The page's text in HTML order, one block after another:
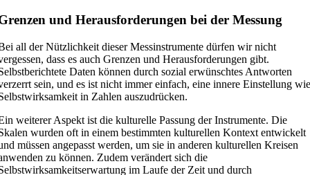
und Herausforderungen bei der Messung
all der Nützlichkeit dieser Messinstrumente dürfen wir nicht
dass es auch Grenzen und Herausforderungen gibt.
Daten können durch sozial erwünschtes Antworten
sein, und es ist nicht immer einfach, eine innere Einstellung
in Zahlen auszudrücken.
weiterer Aspekt ist die kulturelle Passung der Instrumente. Die
wurden oft in einem bestimmten kulturellen Kontext entwickelt
müssen angepasst werden, um sie in anderen kulturellen Kreisen
zu können. Zudem verändert sich die
im Laufe der Zeit und durch